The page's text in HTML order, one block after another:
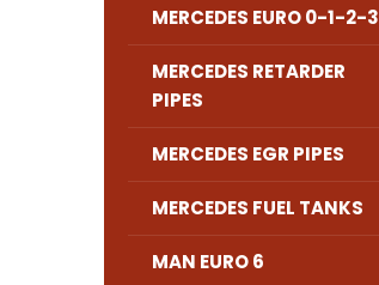
MERCEDES EURO 0-1-2-3
MERCEDES RETARDER
PIPES
MERCEDES EGR PIPES
MERCEDES FUEL TANKS
MAN EURO 6